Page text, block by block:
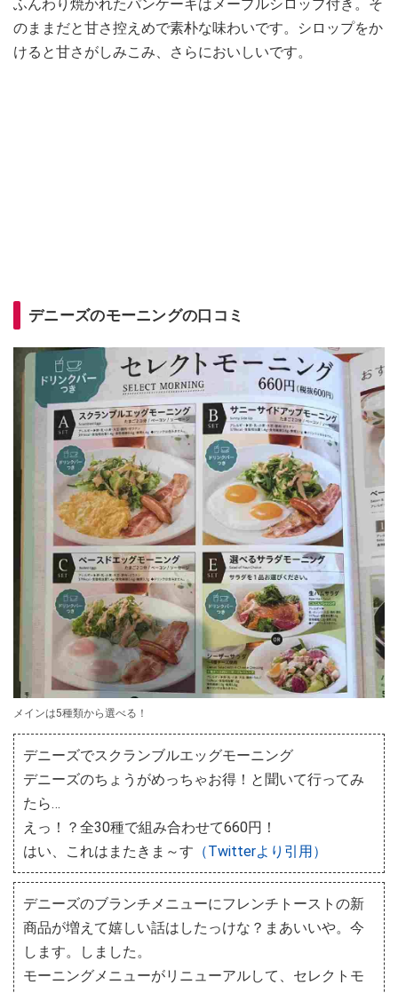
ふんわり焼かれたパンケーキはメープルシロップ付き。そ
のままだと甘さ控えめで素朴な味わいです。シロップをか
けると甘さがしみこみ、さらにおいしいです。
デニーズのモーニングの口コミ
メインは5種類から選べる！
デニーズでスクランブルエッグモーニング
デニーズのちょうがめっちゃお得！と聞いて行ってみ
たら…
えっ！？全30種で組み合わせて660円！
はい、これはまたきま～す （Twitterより引用）
デニーズのブランチメニューにフレンチトーストの新
商品が増えて嬉しい話はしたっけな？まあいいや。今
します。しました。
モーニングメニューがリニューアルして、セレクトモ